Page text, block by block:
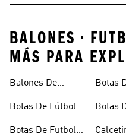
BALONES •
MÁS PARA
Balones De
Botas De Fútbol
Botas De Futbol
Botas
Botas